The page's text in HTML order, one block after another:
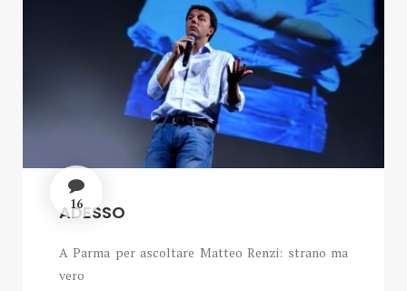
16
ADESSO
A Parma per ascoltare Matteo Renzi: strano ma
vero